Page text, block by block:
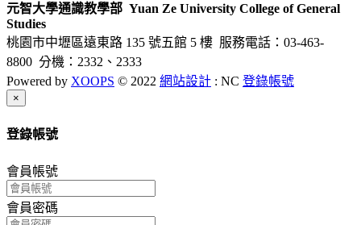
元智大學通識教學部 Yuan Ze University College of General
Studies
桃園市中壢區遠東路 135 號五館 5 樓 服務電話：03-463-
8800 分機：2332、2333
Powered by XOOPS © 2022 網站設計 : NC 登錄帳號
×
登錄帳號
會員帳號
會員密碼